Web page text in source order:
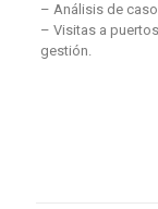
– Análisis de
– Visitas a
gestión.